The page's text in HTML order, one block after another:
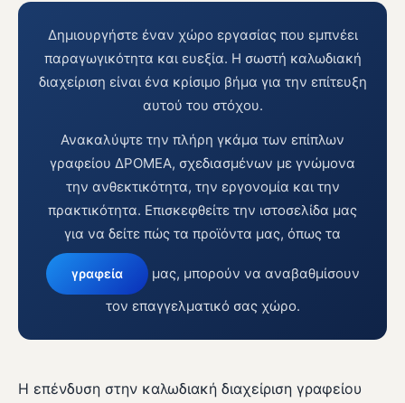
Δημιουργήστε έναν χώρο εργασίας που εμπνέει
παραγωγικότητα και ευεξία. Η σωστή καλωδιακή
διαχείριση είναι ένα κρίσιμο βήμα για την επίτευξη
αυτού του στόχου.
Ανακαλύψτε την πλήρη γκάμα των επίπλων
γραφείου ΔΡΟΜΕΑ, σχεδιασμένων με γνώμονα
την ανθεκτικότητα, την εργονομία και την
πρακτικότητα. Επισκεφθείτε την ιστοσελίδα μας
για να δείτε πώς τα προϊόντα μας, όπως τα
γραφεία
μας, μπορούν να αναβαθμίσουν
τον επαγγελματικό σας χώρο.
Η επένδυση στην καλωδιακή διαχείριση γραφείου